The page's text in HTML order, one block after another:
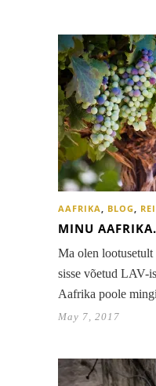
AAFRIKA, BLOG,
MINU
Ma olen
sisse võetud LAV-
Aafrika poole
May 7, 2017